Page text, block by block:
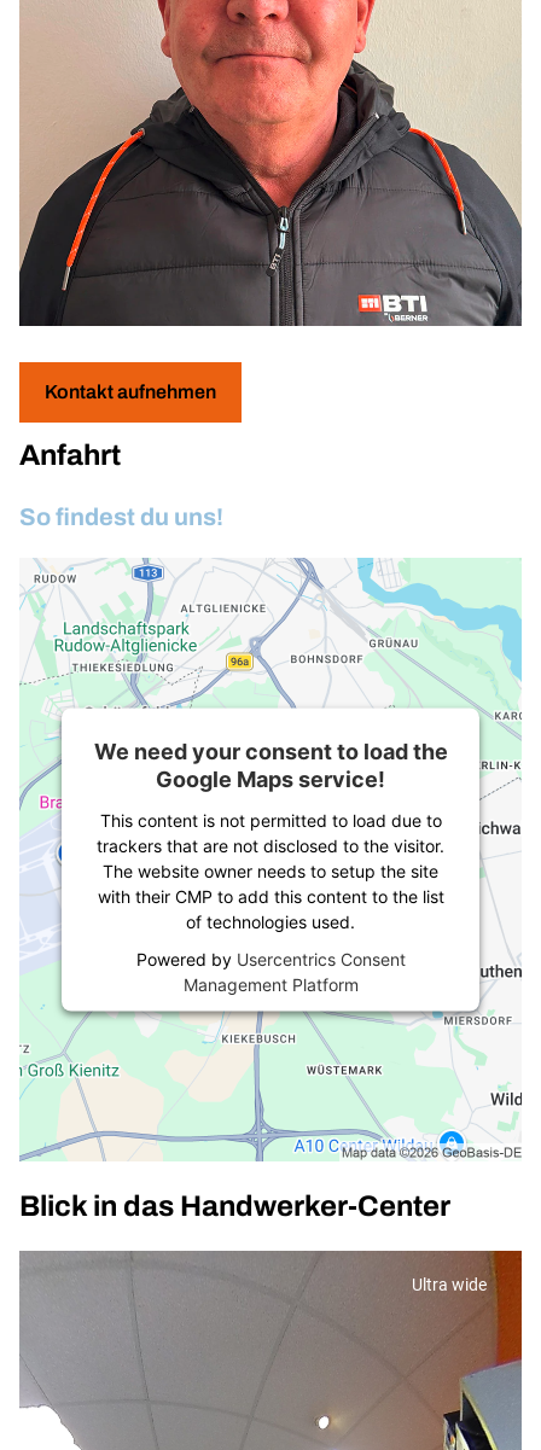
Kontakt aufnehmen
Anfahrt
So findest du uns!
We need your consent to load the
Google Maps service!
This content is not permitted to load due to
trackers that are not disclosed to the visitor.
The website owner needs to setup the site
with their CMP to add this content to the list
of technologies used.
Powered by Usercentrics Consent
Management Platform
Blick in das Handwerker-Center